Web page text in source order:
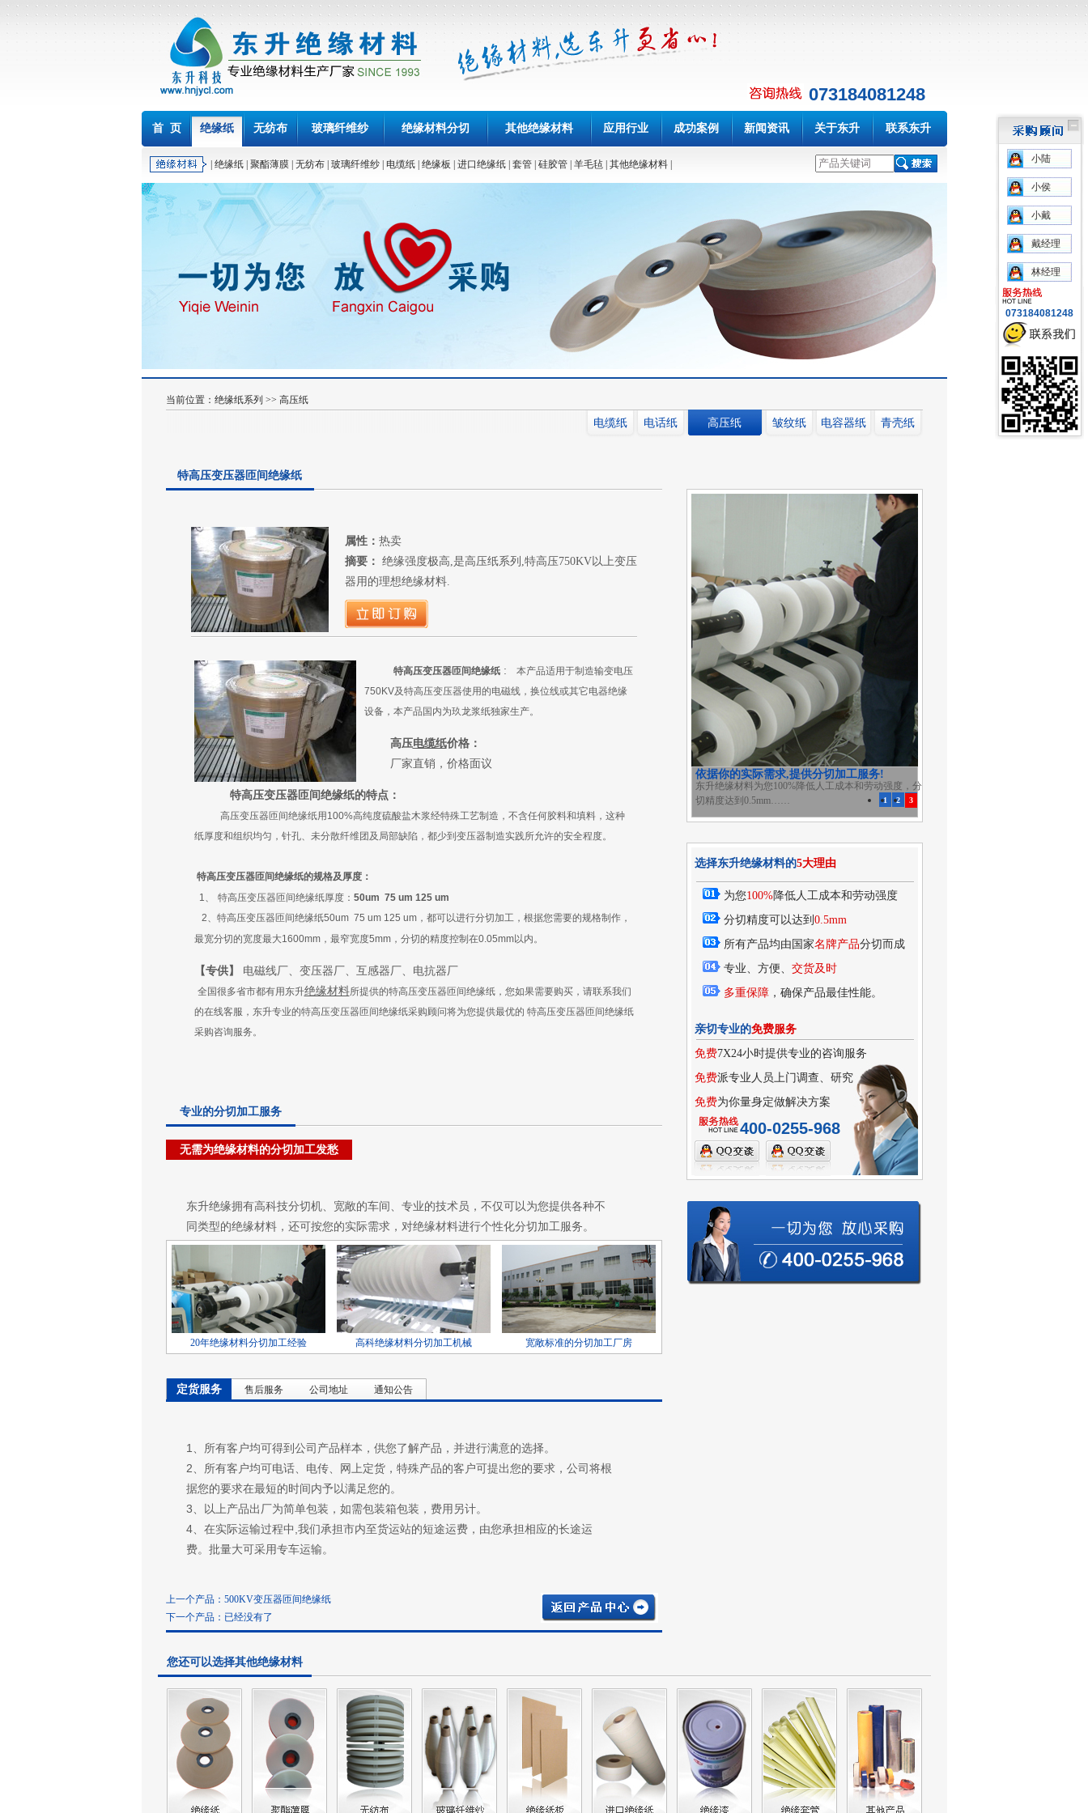
073184081248
首 页 绝缘纸 无纺布 玻璃纤维纱 绝缘材料分切 其他绝缘材料 应用行业 成功案例 新闻资讯 关于东升 联系东升
绝缘纸| 聚酯薄膜| 无纺布| 玻璃纤维纱| 电缆纸| 绝缘板 进口绝缘纸| 套管| 硅胶管| 羊毛毡| 其他绝缘材料|
当前位置： 绝缘纸系列 >> 高压纸
电缆纸 电话纸 高压纸 皱纹纸 电容器纸 青壳纸
特高压变压器匝间绝缘纸
属性： 热卖
摘要： 绝缘强度极高,是高压纸系列,特高压750KV以上变压
器用的理想绝缘材料.
特高压变压器匝间绝缘纸:
本产品适用于制造输变电压
750KV及特高压变压器使用的电磁线，换位线或其它电器绝缘
设备，本产品国内为玖龙浆纸独家生产。
高压电缆纸价格：
厂家直销，价格面议
特高压变压器匝间绝缘纸的特点：
高压变压器匝间绝缘纸用 100%高纯度硫酸盐木浆经特殊工艺制造，不含任何胶料和填料，这种
纸厚度和组织均匀，针孔、未分散纤维团及局部缺陷，都少到变压器制造实践所允许的安全程度。
特高压变压器匝间绝缘纸的规格及厚度：
1、 特高压变压器匝间绝缘纸厚度： 50um 75 um 125 um
2、特高压变压器匝间绝缘纸50um 75 um 125 um，都可以进行分切加工，根据您需要的规格制作，
最宽分切的宽度最大1600mm，最窄宽度5mm，分切的精度控制在0.05mm以内。
【专供】 电磁线厂、变压器厂、互感器厂、电抗器厂
全国很多省市都有用东升绝缘材料所提供的特高压变压器匝间绝缘纸，您如果需要购买，请联系我们
的在线客服，东升专业的特高压变压器匝间绝缘纸采购顾问将为您提供最优的 特高压变压器匝间绝缘纸
采购咨询服务。
专业的分切加工服务
无需为绝缘材料的分切加工发愁
东升绝缘拥有高科技分切机、宽敞的车间、专业的技术员，不仅可以为您提供各种不
同类型的绝缘材料，还可按您的实际需求，对绝缘材料进行个性化分切加工服务。
20年绝缘材料分切加工经验 高科绝缘材料分切加工机械 宽敞标准的分切加工厂房
定货服务 售后服务 公司地址 通知公告
1、所有客户均可得到公司产品样本，供您了解产品，并进行满意的选择。
2、所有客户均可电话、电传、网上定货，特殊产品的客户可提出您的要求，公司将根
据您的要求在最短的时间内予以满足您的。
3、以上产品出厂为简单包装，如需包装箱包装，费用另计。
4、在实际运输过程中,我们承担市内至货运站的短途运费，由您承担相应的长途运
费。批量大可采用专车运输。
上一个产品： 500KV变压器匝间绝缘纸
下一个产品：已经没有了
依据你的实际需求,提供分切加工服务!
东升绝缘材料为您100%降低人工成本和劳动强度，分
切精度达到0.5mm……
1 2 3
选择东升绝缘材料的5大理由
为您100%降低人工成本和劳动强度
分切精度可以达到 0.5mm
所有产品均由国家名牌产品分切而成
专业、方便、 交货及时
多重保障，确保产品最佳性能。
亲切专业的免费服务
免费7X24小时提供专业的咨询服务
免费派专业人员上门调查、研究
免费为你量身定做解决方案
400-0255-968
您还可以选择其他绝缘材料
小陆
小侯
小戴
戴经理
林经理
073184081248